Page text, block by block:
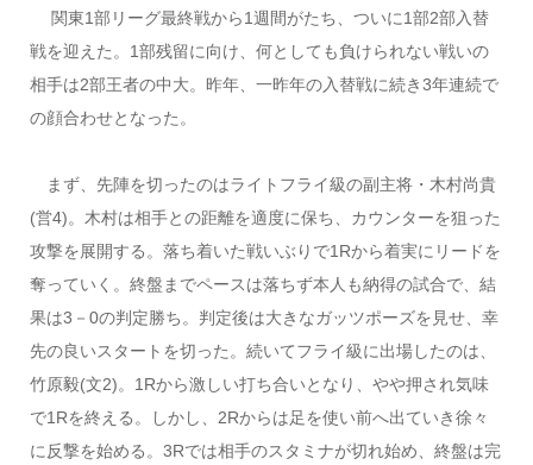
関東1部リーグ最終戦から1週間がたち、ついに1部2部入替
戦を迎えた。1部残留に向け、何としても負けられない戦いの
相手は2部王者の中大。昨年、一昨年の入替戦に続き3年連続で
の顔合わせとなった。
まず、先陣を切ったのはライトフライ級の副主将・木村尚貴
(営4)。木村は相手との距離を適度に保ち、カウンターを狙った
攻撃を展開する。落ち着いた戦いぶりで1Rから着実にリードを
奪っていく。終盤までペースは落ちず本人も納得の試合で、結
果は3－0の判定勝ち。判定後は大きなガッツポーズを見せ、幸
先の良いスタートを切った。続いてフライ級に出場したのは、
竹原毅(文2)。1Rから激しい打ち合いとなり、やや押され気味
で1Rを終える。しかし、2Rからは足を使い前へ出ていき徐々
に反撃を始める。3Rでは相手のスタミナが切れ始め、終盤は完